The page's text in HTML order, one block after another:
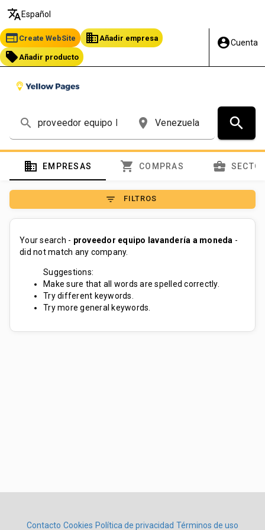
translate Español
web Create WebSite business Añadir empresa
local_offer Añadir producto
account_circleCuenta
search place search
domain EMPRESAS shopping_cart COMPRAS business_center
filter_list FILTROS
Your search - proveedor equipo lavandería a moneda -
did not match any company.
Suggestions:
Make sure that all words are spelled correctly.
Try different keywords.
Try more general keywords.
Contacto Cookies Política de privacidad Términos de uso